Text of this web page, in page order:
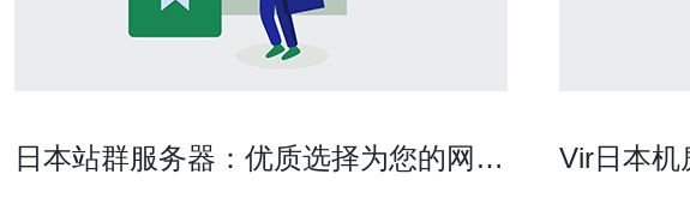
日本站群服务器：优质选择为您的网站
Vir日本机